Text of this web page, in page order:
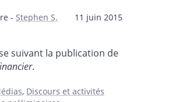
11 juin 2015
- Stephen S.
suivant la publication de
.
, Discours et activités